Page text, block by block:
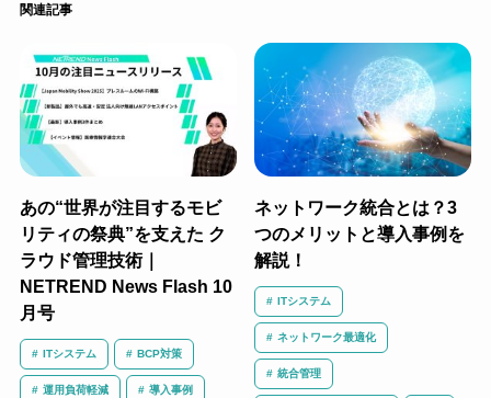
関連記事
あの“世界が注目するモビ
リティの祭典”を支えた ク
ラウド管理技術｜
NETREND News Flash 10
月号
ITシステム BCP対策
運用負荷軽減 導入事例
ネットワーク統合とは？3
つのメリットと導入事例を
解説！
ITシステム
ネットワーク最適化
統合管理